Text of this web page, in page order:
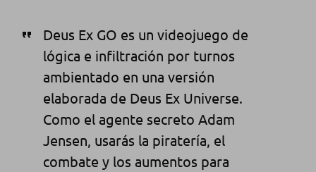
Deus Ex GO es un videojuego de
lógica e infiltración por turnos
ambientado en una versión
elaborada de Deus Ex Universe.
Como el agente secreto Adam
Jensen, usarás la piratería, el
combate y los aumentos para